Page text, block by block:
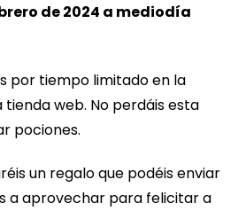
de 2024 a mediodía
por tiempo limitado en la
tienda web. No perdáis esta
pociones.
un regalo que podéis enviar
a aprovechar para felicitar a